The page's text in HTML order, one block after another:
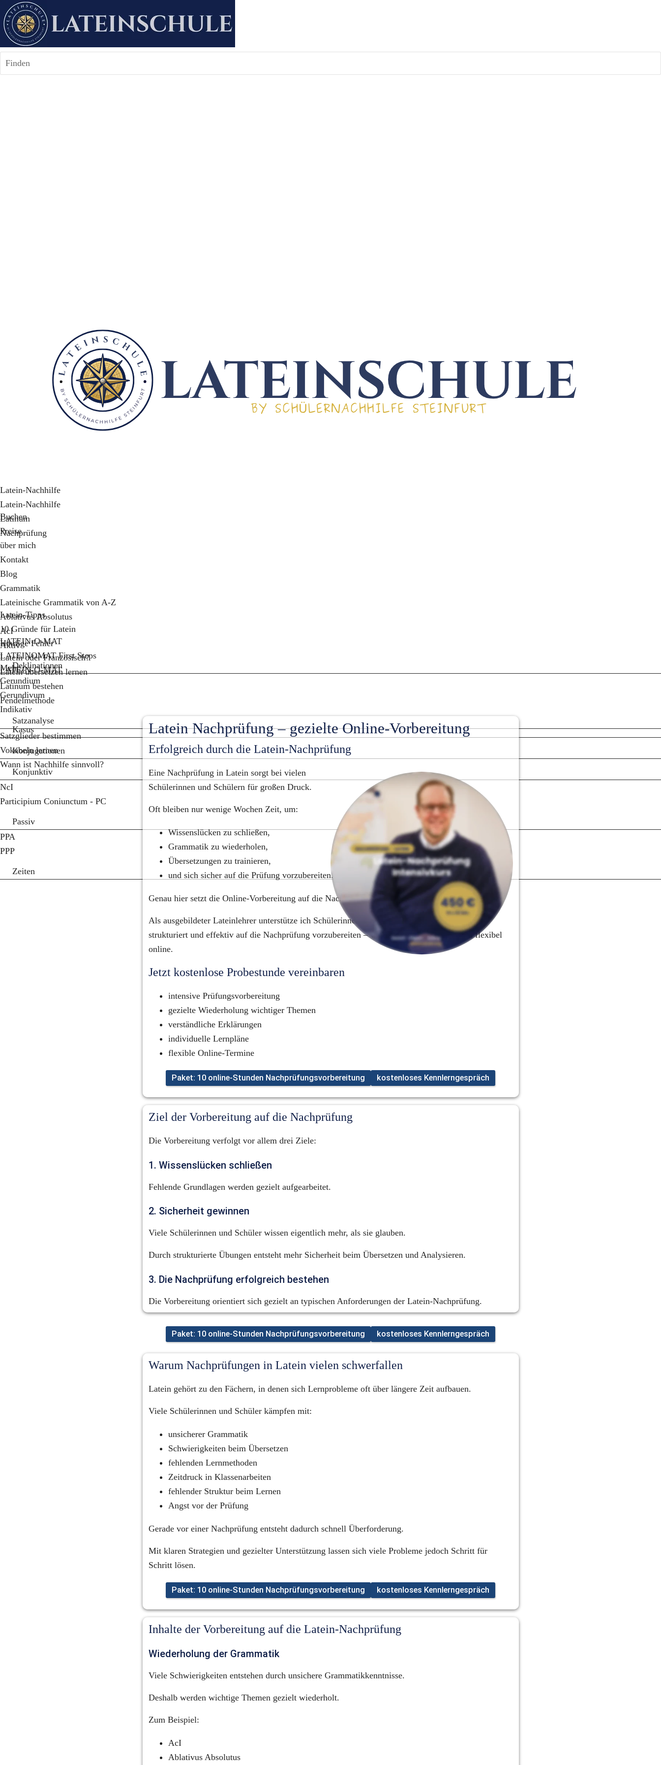
Finden
Latein-Nachhilfe
Latein-Nachhilfe
Latinum
Nachprüfung
Buchen
Preise
über mich
Kontakt
Blog
Grammatik
Lateinische Grammatik von A-Z
Ablativus Absolutus
AcI
Aktiv
Deklinationen
Gerundium
Gerundivum
Indikativ
Kasus
Konjugationen
Konjunktiv
NcI
Participium Coniunctum - PC
Passiv
PPA
PPP
Zeiten
Latein-Tipps
10 Gründe für Latein
Häufige Fehler
Latein oder Französisch?
Latein übersetzen lernen
Latinum bestehen
Pendelmethode
Satzanalyse
Satzglieder bestimmen
Vokabeln lernen
Wann ist Nachhilfe sinnvoll?
LATEIN-O-MAT
LATEINOMAT First Steps
LATEIN-O-MAT
Mehr...
Latein Nachprüfung – gezielte Online-Vorbereitung
Erfolgreich durch die Latein-Nachprüfung
Eine Nachprüfung in Latein sorgt bei vielen
Schülerinnen und Schülern für großen Druck.
Oft bleiben nur wenige Wochen Zeit, um:
Wissenslücken zu schließen,
Grammatik zu wiederholen,
Übersetzungen zu trainieren,
und sich sicher auf die Prüfung vorzubereiten.
Genau hier setzt die Online-Vorbereitung auf die Nachprüfung in Latein von Lateinschule.org
Als ausgebildeter Lateinlehrer unterstütze ich Schülerinnen und Schüler gezielt dabei, sich
strukturiert und effektiv auf die Nachprüfung vorzubereiten – verständlich, individuell und flexibel
online.
Jetzt kostenlose Probestunde vereinbaren
intensive Prüfungsvorbereitung
gezielte Wiederholung wichtiger Themen
verständliche Erklärungen
individuelle Lernpläne
flexible Online-Termine
Paket: 10 online-Stunden Nachprüfungsvorbereitung kostenloses Kennlerngespräch
Ziel der Vorbereitung auf die Nachprüfung
Die Vorbereitung verfolgt vor allem drei Ziele:
1. Wissenslücken schließen
Fehlende Grundlagen werden gezielt aufgearbeitet.
2. Sicherheit gewinnen
Viele Schülerinnen und Schüler wissen eigentlich mehr, als sie glauben.
Durch strukturierte Übungen entsteht mehr Sicherheit beim Übersetzen und Analysieren.
3. Die Nachprüfung erfolgreich bestehen
Die Vorbereitung orientiert sich gezielt an typischen Anforderungen der Latein-Nachprüfung.
Paket: 10 online-Stunden Nachprüfungsvorbereitung kostenloses Kennlerngespräch
Warum Nachprüfungen in Latein vielen schwerfallen
Latein gehört zu den Fächern, in denen sich Lernprobleme oft über längere Zeit aufbauen.
Viele Schülerinnen und Schüler kämpfen mit:
unsicherer Grammatik
Schwierigkeiten beim Übersetzen
fehlenden Lernmethoden
Zeitdruck in Klassenarbeiten
fehlender Struktur beim Lernen
Angst vor der Prüfung
Gerade vor einer Nachprüfung entsteht dadurch schnell Überforderung.
Mit klaren Strategien und gezielter Unterstützung lassen sich viele Probleme jedoch Schritt für
Schritt lösen.
Paket: 10 online-Stunden Nachprüfungsvorbereitung kostenloses Kennlerngespräch
Inhalte der Vorbereitung auf die Latein-Nachprüfung
Wiederholung der Grammatik
Viele Schwierigkeiten entstehen durch unsichere Grammatikkenntnisse.
Deshalb werden wichtige Themen gezielt wiederholt.
Zum Beispiel:
AcI
Ablativus Absolutus